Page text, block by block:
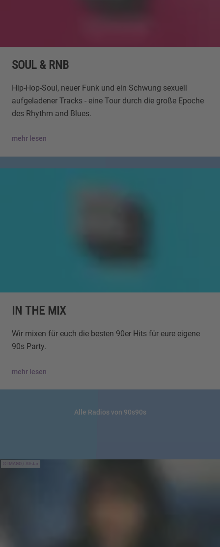
SOUL & RNB
Hip-Hop-Soul, neuer Funk und ein Schwung sexuell
aufgeladener Tracks - eine Tour durch die große Epoche
des Rhythm and Blues.
mehr lesen
IN THE MIX
Wir mixen für euch die besten 90er Hits für eure eigene
90s Party.
mehr lesen
Alle Radios von 90s90s
IMAGO / Allstar